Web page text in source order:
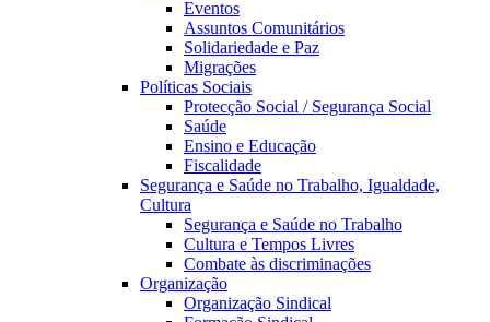
Eventos
Assuntos Comunitários
Solidariedade e Paz
Migrações
Políticas Sociais
Protecção Social / Segurança Social
Saúde
Ensino e Educação
Fiscalidade
Segurança e Saúde no Trabalho, Igualdade,
Cultura
Segurança e Saúde no Trabalho
Cultura e Tempos Livres
Combate às discriminações
Organização
Organização Sindical